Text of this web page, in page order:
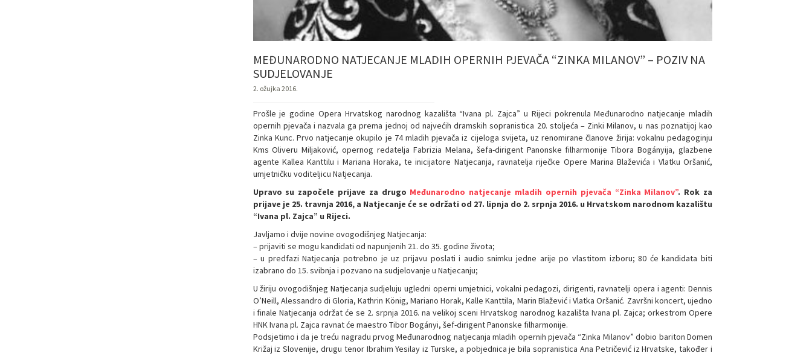
MEĐUNARODNO NATJECANJE MLADIH OPERNIH PJEVAČA “ZINKA MILANOV” – POZIV NA
SUDJELOVANJE
2. ožujka 2016.
Prošle je godine Opera Hrvatskog narodnog kazališta “Ivana pl. Zajca” u Rijeci pokrenula Međunarodno natjecanje mladih
opernih pjevača i nazvala ga prema jednoj od najvećih dramskih sopranistica 20. stoljeća – Zinki Milanov, u nas poznatijoj kao
Zinka Kunc. Prvo natjecanje okupilo je 74 mladih pjevača iz cijeloga svijeta, uz renomirane članove žirija: vokalnu pedagoginju
Kms Oliveru Miljaković, opernog redatelja Fabrizia Melana, šefa-dirigent Panonske filharmonije Tibora Bogányija, glazbene
agente Kallea Kanttilu i Mariana Horaka, te inicijatore Natjecanja, ravnatelja riječke Opere Marina Blaževića i Vlatku Oršanić,
umjetničku voditeljicu Natjecanja.
Upravo su započele prijave za drugo Međunarodno natjecanje mladih opernih pjevača “Zinka Milanov”. Rok za
prijave je 25. travnja 2016, a Natjecanje će se održati od 27. lipnja do 2. srpnja 2016. u Hrvatskom narodnom kazalištu
“Ivana pl. Zajca” u Rijeci.
Javljamo i dvije novine ovogodišnjeg Natjecanja:
– prijaviti se mogu kandidati od napunjenih 21. do 35. godine života;
– u predfazi Natjecanja potrebno je uz prijavu poslati i audio snimku jedne arije po vlastitom izboru; 80 će kandidata biti
izabrano do 15. svibnja i pozvano na sudjelovanje u Natjecanju;
U žiriju ovogodišnjeg Natjecanja sudjeluju ugledni operni umjetnici, vokalni pedagozi, dirigenti, ravnatelji opera i agenti: Dennis
O’Neill, Alessandro di Gloria, Kathrin König, Mariano Horak, Kalle Kanttila, Marin Blažević i Vlatka Oršanić. Završni koncert, ujedno
i finale Natjecanja održat će se 2. srpnja 2016. na velikoj sceni Hrvatskog narodnog kazališta Ivana pl. Zajca; orkestrom Opere
HNK Ivana pl. Zajca ravnat će maestro Tibor Bogányi, šef-dirigent Panonske filharmonije.
Podsjetimo i da je treću nagradu prvog Međunarodnog natjecanja mladih opernih pjevača “Zinka Milanov” dobio bariton Domen
Križaj iz Slovenije, drugu tenor Ibrahim Yesilay iz Turske, a pobjednica je bila sopranistica Ana Petričević iz Hrvatske, također i